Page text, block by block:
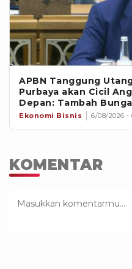
APBN Tanggung
Purbaya akan Cicil
Depan: Tambah
Ekonomi Bisnis 6/08/2026 -
KOMENTAR